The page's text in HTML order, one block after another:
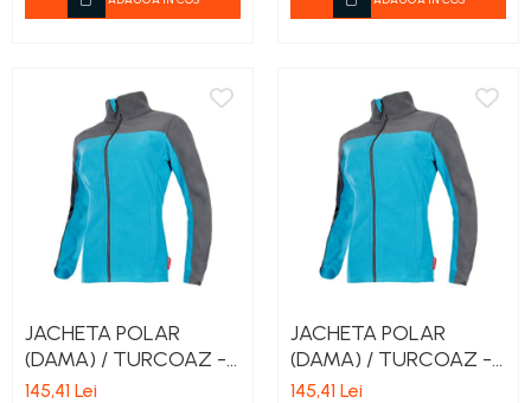
JACHETA POLAR
(DAMA) / TURCOAZ -
S
145,41 Lei
JACHETA POLAR
(DAMA) / TURCOAZ -
M
145,41 Lei